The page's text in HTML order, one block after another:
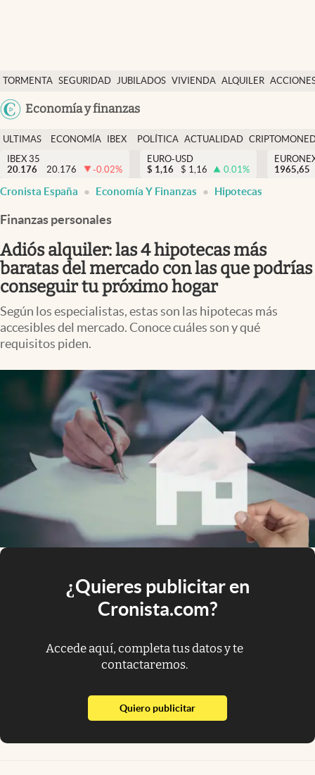
TORMENTA SEGURIDAD JUBILADOS VIVIENDA ALQUILER
USA
Colombia
Economía y finanzas
Economía y finanzas
Política
Actualidad
Criptomonedas
España
ULTIMAS
NOTICIAS
ECONOMÍA
FINANZAS
IBEX
EURO
POLÍTICA ACTUALIDAD
IBEX 35
20.176
20.176 -0.02%
EURO-USD
$ 1,16 $ 1,16 0.01%
1965,65
Cronista España Economía Y Finanzas Hipotecas
Finanzas personales
Adiós alquiler: las 4 hipotecas más
baratas del mercado con las que podrías
conseguir tu próximo hogar
Según los especialistas, estas son las hipotecas más
accesibles del mercado. Conoce cuáles son y qué
requisitos piden.
¿Quieres publicitar en
Cronista.com?
Accede aquí, completa tus datos y te
contactaremos.
Quiero publicitarabre en nueva pestaña